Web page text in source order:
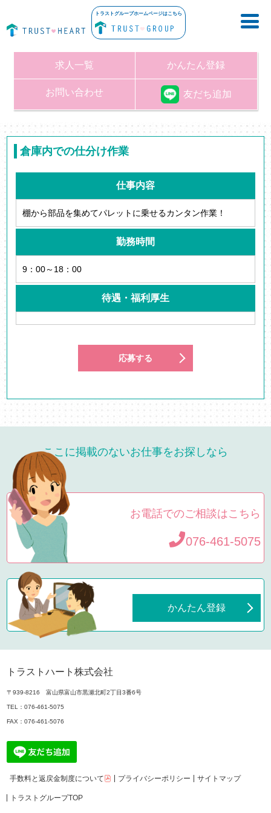
トラストグループホームページはこちら
求人一覧 かんたん登録
お問い合わせ 友だち追加
倉庫内での仕分け作業
仕事内容
棚から部品を集めてパレットに乗せるカンタン作業！
勤務時間
9：00～18：00
待遇・福利厚生
応募する
ここに掲載のないお仕事をお探しなら
お電話でのご相談はこちら
076-461-5075
かんたん登録
トラストハート株式会社
〒939-8216 富山県富山市黒瀬北町2丁目3番6号
TEL：076-461-5075
FAX：076-461-5076
手数料と返戻金制度について プライバシーポリシー サイトマップ
トラストグループTOP